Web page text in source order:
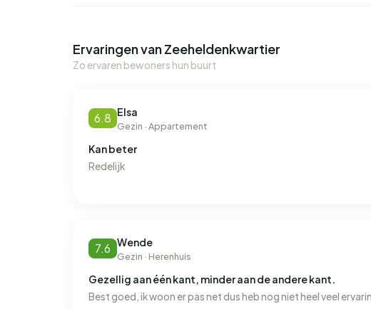
Ervaringen van Zeeheldenkwartier
Zo ervaren bewoners hun buurt
6.8 Elsa
Gezin · Appartement
Kan beter
Redelijk
7.6 Wende
Gezin · Herenhuis
Gezellig aan één kant, minder aan de andere kant.
Best goed, ik woon er pas net dus heb nog niet heel veel